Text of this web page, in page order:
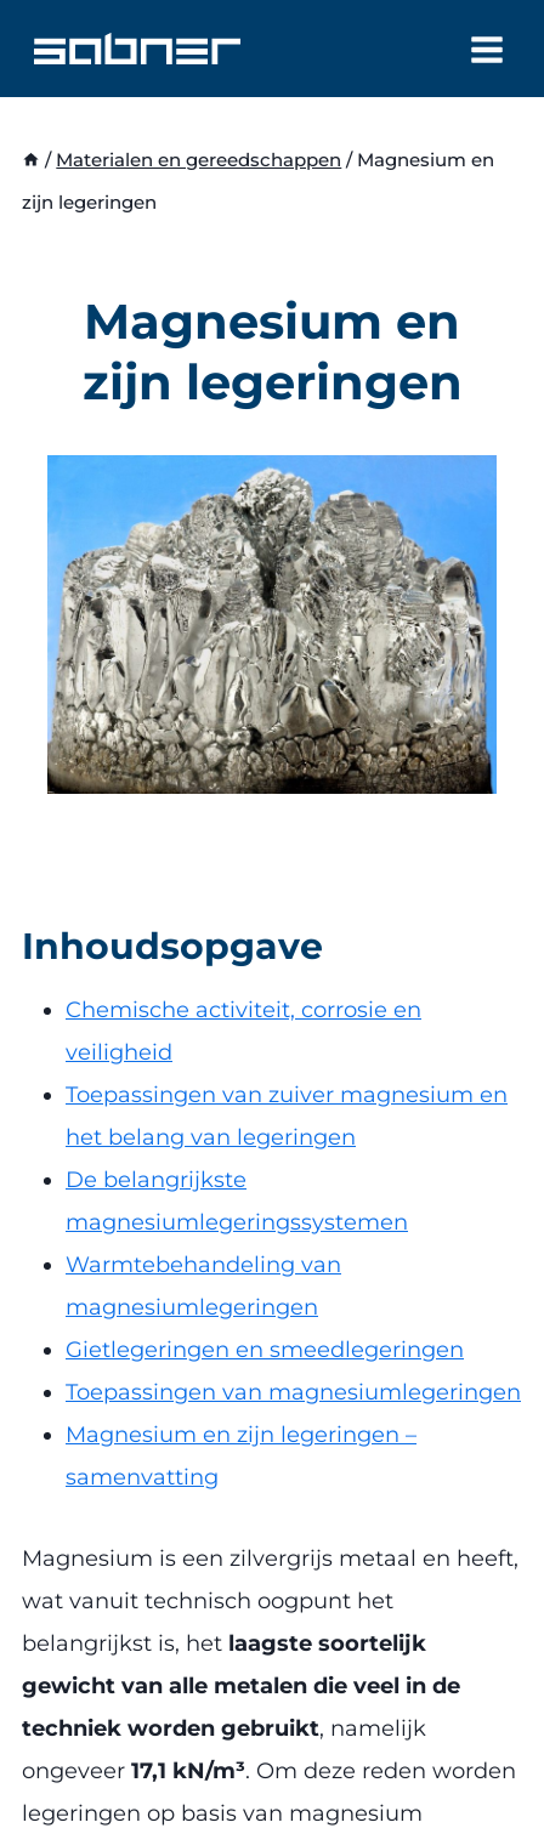
naar
inhoud
/ Materialen en gereedschappen / Magnesium en
zijn legeringen
Magnesium en
zijn legeringen
Inhoudsopgave
Chemische activiteit, corrosie en
veiligheid
Toepassingen van zuiver magnesium en
het belang van legeringen
De belangrijkste
magnesiumlegeringssystemen
Warmtebehandeling van
magnesiumlegeringen
Gietlegeringen en smeedlegeringen
Toepassingen van magnesiumlegeringen
Magnesium en zijn legeringen –
samenvatting
Magnesium is een zilvergrijs metaal en heeft,
wat vanuit technisch oogpunt het
belangrijkst is, het laagste soortelijk
gewicht van alle metalen die veel in de
techniek worden gebruikt, namelijk
ongeveer 17,1 kN/m³. Om deze reden worden
legeringen op basis van magnesium